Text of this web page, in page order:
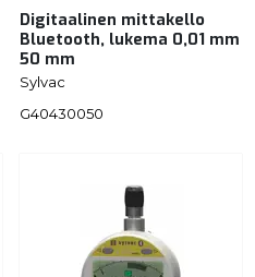
Digitaalinen mittakello
Bluetooth, lukema 0,01 mm
50 mm
Sylvac
G40430050